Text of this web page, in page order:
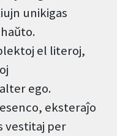
unikigas
el literoj,
ego.
eksteraĵo
vestitaj per